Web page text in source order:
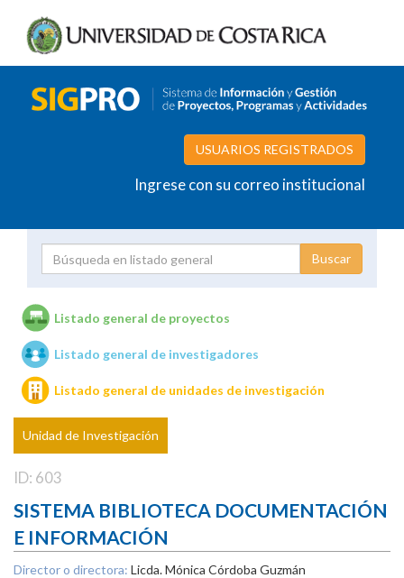
USUARIOS REGISTRADOS
Ingrese con su correo institucional
Unidades de investigación
Listado general de proyectos
Listado general de investigadores
Listado general de unidades de investigación
Unidad de Investigación
ID: 603
SISTEMA BIBLIOTECA DOCUMENTACIÓN
E INFORMACIÓN
Director o directora: Licda. Mónica Córdoba Guzmán